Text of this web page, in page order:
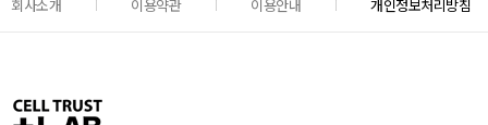
회사소개 이용약관 이용안내 개인정보처리방침